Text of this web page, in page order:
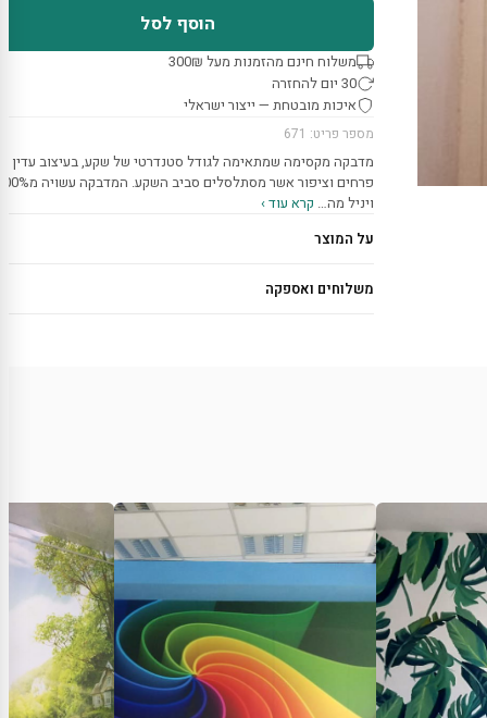
הוסף לסל
משלוח חינם מהזמנות מעל 300₪
30 יום להחזרה
איכות מובטחת — ייצור ישראלי
מספר פריט: 671
מדבקה מקסימה שמתאימה לגודל סטנדרטי של שקע, בעיצוב עדין
פרחים וציפור אשר מסתלסלים סביב השקע.
ויניל מה… קרא עוד ›
על המוצר
משלוחים ואספקה